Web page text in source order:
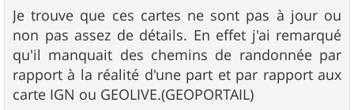
Je trouve que ces cartes ne sont pas à jour ou
non pas assez de détails. En effet j'ai remarqué
qu'il manquait des chemins de randonnée par
rapport à la réalité d'une part et par rapport aux
carte IGN ou GEOLIVE.(GEOPORTAIL)